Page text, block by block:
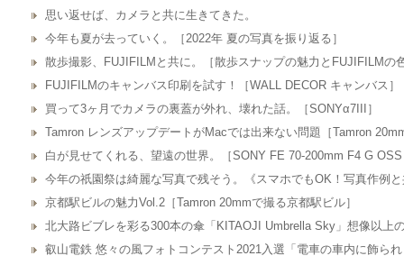
思い返せば、カメラと共に生きてきた。
今年も夏が去っていく。［2022年 夏の写真を振り返る］
散歩撮影、FUJIFILMと共に。［散歩スナップの魅力とFUJIFILMの
FUJIFILMのキャンバス印刷を試す！［WALL DECOR キャンバス］
買って3ヶ月でカメラの裏蓋が外れ、壊れた話。［SONYα7III］
Tamron レンズアップデートがMacでは出来ない問題［Tamron
白が見せてくれる、望遠の世界。［SONY FE 70-200mm F4 G
今年の祇園祭は綺麗な写真で残そう。《スマホでもOK！写真作例
京都駅ビルの魅力Vol.2［Tamron 20mmで撮る京都駅ビル］
北大路ビブレを彩る300本の傘「KITAOJI Umbrella Sky」想像以上
叡山電鉄 悠々の風フォトコンテスト2021入選「電車の車内に飾ら